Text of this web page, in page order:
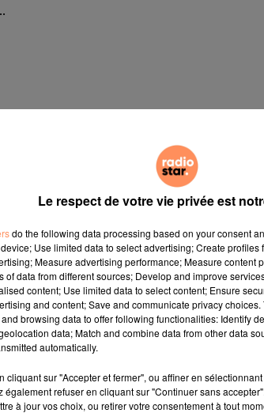
Le respect de votre vie privée est
do the following data processing based on your consent
Use limited data to select advertising; Create
Measure advertising performance; Measure content
of data from different sources; Develop and improve
content; Use limited data to select content; Ensure
and content; Save and communicate privacy
browsing data to offer following functionalities: Identify
data; Match and combine data from other data
automatically.
cliquant sur "Accepter et fermer", ou affiner en
également refuser en cliquant sur "Continuer sans
à jour vos choix, ou retirer votre consentement à tout